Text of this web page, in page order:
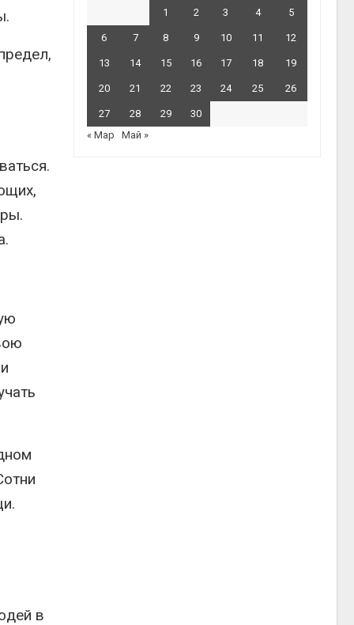
в
1 2 3 4 5
6 7 8 9 10 11 12
13 14 15 16 17 18 19
20 21 22 23 24 25 26
27 28 29
30
« Мар
Май »